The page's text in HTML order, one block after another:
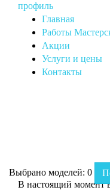
профиль
Главная
Работы
Акции
Услуги и цены
Контакты
В настоящий момент
Выбрано моделей: 0